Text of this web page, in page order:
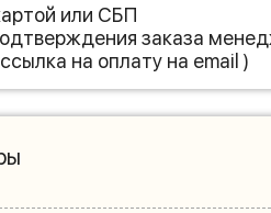
или СБП
заказа
на оплату на email )